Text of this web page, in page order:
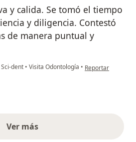
y calida. Se tomó el tiempo
y diligencia. Contestó
de manera puntual y
Sci-dent • Visita Odontología • en opinión del
Reportar
Ver másopiniones anteriores